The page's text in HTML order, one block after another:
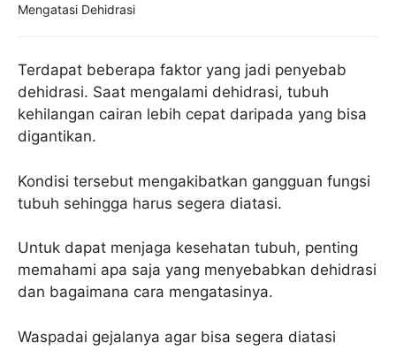
Terdapat beberapa faktor yang jadi penyebab
dehidrasi. Saat mengalami dehidrasi, tubuh
kehilangan cairan lebih cepat daripada yang bisa
digantikan.
Kondisi tersebut mengakibatkan gangguan fungsi
tubuh sehingga harus segera diatasi.
Untuk dapat menjaga kesehatan tubuh, penting
memahami apa saja yang menyebabkan dehidrasi
dan bagaimana cara mengatasinya.
Waspadai gejalanya agar bisa segera diatasi
Mengatasi Dehidrasi